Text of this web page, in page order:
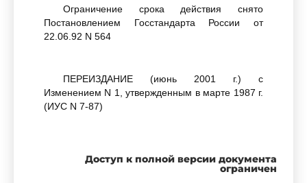
Ограничение срока действия снято
Постановлением Госстандарта России от
22.06.92 N 564
ПЕРЕИЗДАНИЕ (июнь 2001 г.) с
Изменением N 1, утвержденным в марте 1987 г.
(ИУС N 7-87)
Доступ к полной версии документа
ограничен